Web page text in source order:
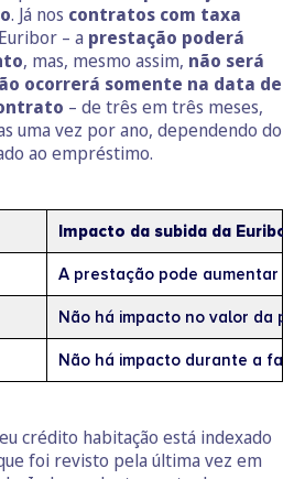
. Já nos contratos com taxa
– a prestação poderá
, mas, mesmo assim, não será
ocorrerá somente na data de
– de três em três meses,
uma vez por ano, dependendo do
ao empréstimo.
Impacto da subida da Euribor
A prestação pode aumentar
Não há impacto no valor da
Não há impacto durante a
crédito habitação está indexado
foi revisto pela última vez em